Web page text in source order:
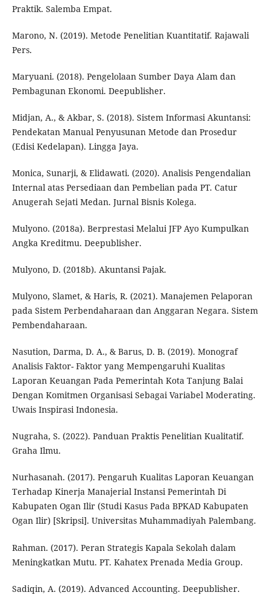
Praktik. Salemba Empat.
Marono, N. (2019). Metode Penelitian Kuantitatif. Rajawali
Pers.
Maryuani. (2018). Pengelolaan Sumber Daya Alam dan
Pembagunan Ekonomi. Deepublisher.
Midjan, A., & Akbar, S. (2018). Sistem Informasi Akuntansi:
Pendekatan Manual Penyusunan Metode dan Prosedur
(Edisi Kedelapan). Lingga Jaya.
Monica, Sunarji, & Elidawati. (2020). Analisis Pengendalian
Internal atas Persediaan dan Pembelian pada PT. Catur
Anugerah Sejati Medan. Jurnal Bisnis Kolega.
Mulyono. (2018a). Berprestasi Melalui JFP Ayo Kumpulkan
Angka Kreditmu. Deepublisher.
Mulyono, D. (2018b). Akuntansi Pajak.
Mulyono, Slamet, & Haris, R. (2021). Manajemen Pelaporan
pada Sistem Perbendaharaan dan Anggaran Negara. Sistem
Pembendaharaan.
Nasution, Darma, D. A., & Barus, D. B. (2019). Monograf
Analisis Faktor- Faktor yang Mempengaruhi Kualitas
Laporan Keuangan Pada Pemerintah Kota Tanjung Balai
Dengan Komitmen Organisasi Sebagai Variabel Moderating.
Uwais Inspirasi Indonesia.
Nugraha, S. (2022). Panduan Praktis Penelitian Kualitatif.
Graha Ilmu.
Nurhasanah. (2017). Pengaruh Kualitas Laporan Keuangan
Terhadap Kinerja Manajerial Instansi Pemerintah Di
Kabupaten Ogan Ilir (Studi Kasus Pada BPKAD Kabupaten
Ogan Ilir) [Skripsi]. Universitas Muhammadiyah Palembang.
Rahman. (2017). Peran Strategis Kapala Sekolah dalam
Meningkatkan Mutu. PT. Kahatex Prenada Media Group.
Sadiqin, A. (2019). Advanced Accounting. Deepublisher.